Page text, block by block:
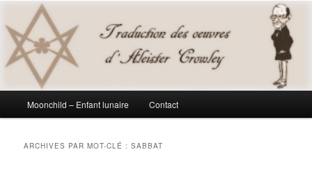
principal
Moonchild – Enfant lunaire Contact
ARCHIVES PAR MOT-CLÉ :SABBAT